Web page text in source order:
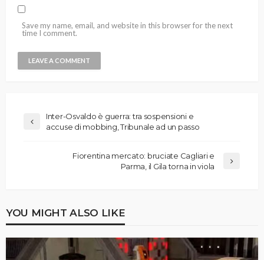
Save my name, email, and website in this browser for the next
time I comment.
Inter-Osvaldo è guerra: tra sospensioni e
accuse di mobbing, Tribunale ad un passo
Fiorentina mercato: bruciate Cagliari e
Parma, il Gila torna in viola
YOU MIGHT ALSO LIKE